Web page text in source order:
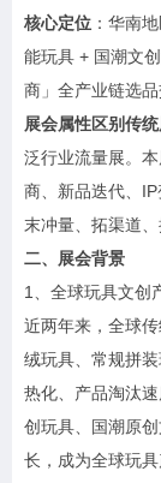
核心定位 ：华南
能玩具 + 国潮文
商」全产业链选品
展会属性区别传
泛行业流量展。
商、新品迭代、
末冲量、拓渠道
二、展会背景
1、全球玩具文创
近两年来，全球
绒玩具、常规拼
热化、产品淘汰
创玩具、国潮原
长，成为全球玩